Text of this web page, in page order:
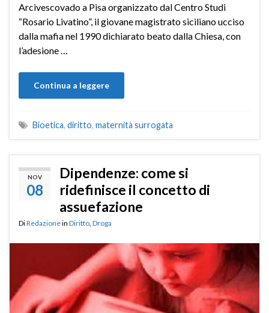
Arcivescovado a Pisa organizzato dal Centro Studi
“Rosario Livatino”, il giovane magistrato siciliano ucciso
dalla mafia nel 1990 dichiarato beato dalla Chiesa, con
l’adesione …
Continua a leggere
Bioetica, diritto, maternità surrogata
NOV
08
Dipendenze: come si
ridefinisce il concetto di
assuefazione
DiRedazionein Diritto Droga